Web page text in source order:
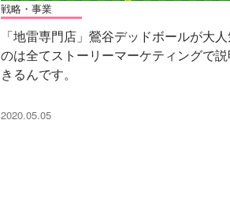
戦略・事業
「地雷専門店」鶯谷デッドボールが大
のは全てストーリーマーケティングで
きるんです。
2020.05.05